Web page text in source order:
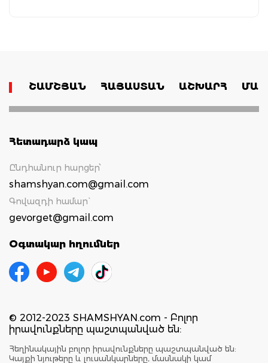
ՇԱՄՇՅԱՆ ՀԱՅԱՍՏԱՆ ԱՇԽԱՐՀ
Հետադարձ կապ
Ընդհանուր հարցեր՝
shamshyan.com@gmail.com
Գովազդի համար`
gevorget@gmail.com
Օգտակար հղումներ
© 2012-2023 SHAMSHYAN.com - Բոլոր
իրավունքները պաշտպանված են:
Հեղինակային բոլոր իրավունքները պաշտպանված են:
Կայքի նյութերը և լուսանկարները, մասնակի կամ